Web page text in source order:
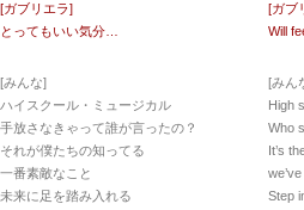
[ガブリエラ]
とってもいい気分…
[みんな]
ハイスクール・ミュージカル
手放さなきゃって誰が言ったの？
それが僕たちの知ってる
一番素敵なこと
未来に足を踏み入れる
[ガブ
Will
[みん
High
Who
It’s
Step